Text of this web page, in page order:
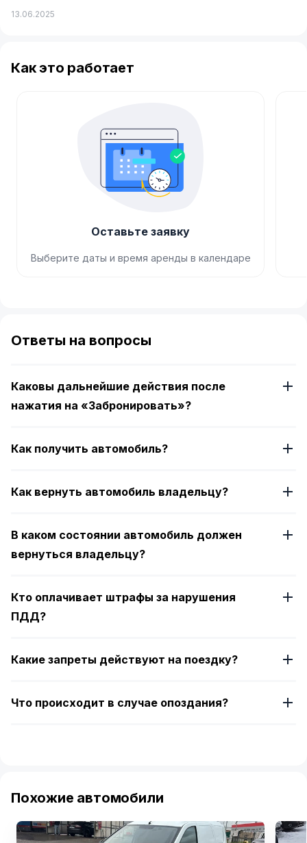
13.06.2025
Как это работает
Оставьте заявку
Выберите даты и время аренды в календаре
of
4
Ответы на вопросы
Каковы дальнейшие действия после
нажатия на «Забронировать»?
Как получить автомобиль?
Как вернуть автомобиль владельцу?
В каком состоянии автомобиль должен
вернуться владельцу?
Кто оплачивает штрафы за нарушения
ПДД?
Какие запреты действуют на поездку?
Что происходит в случае опоздания?
Похожие автомобили